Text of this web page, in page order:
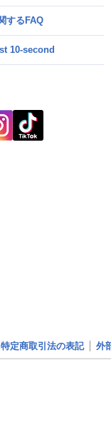
するFAQ
10-second
特定商取引法の表記 外